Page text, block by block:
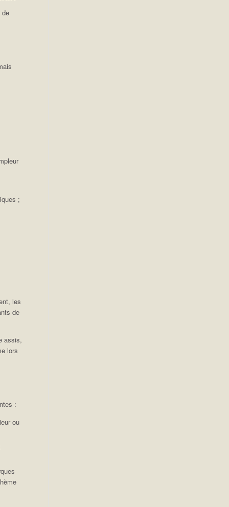
de
;
les
de
assis,
lors
:
ou